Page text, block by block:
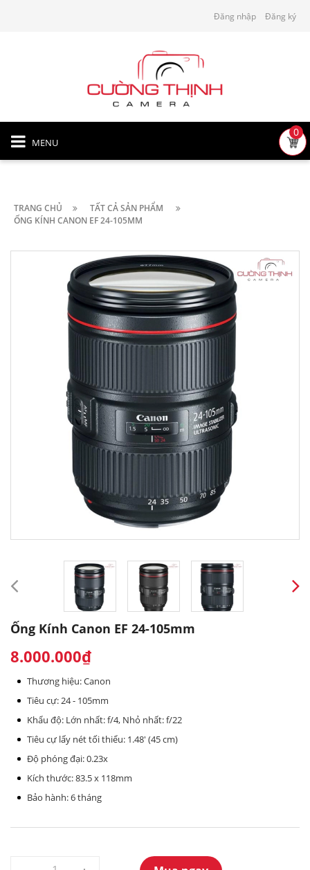
Đăng nhập Đăng ký
MENU
0
TRANG CHỦ
TẤT CẢ SẢN PHẨM
ỐNG KÍNH CANON EF 24-105MM
Ống Kính Canon EF 24-105mm
8.000.000₫
Thương hiệu: Canon
Tiêu cự: 24 - 105mm
Khẩu độ: Lớn nhất: f/4, Nhỏ nhất: f/22
Tiêu cự lấy nét tối thiểu: 1.48' (45 cm)
Độ phóng đại: 0.23x
Kích thước: 83.5 x 118mm
Bảo hành: 6 tháng